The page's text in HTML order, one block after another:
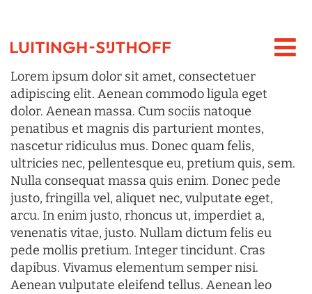
Lorem ipsum dolor sit amet, consectetuer
adipiscing elit. Aenean commodo ligula eget
dolor. Aenean massa. Cum sociis natoque
penatibus et magnis dis parturient montes,
nascetur ridiculus mus. Donec quam felis,
ultricies nec, pellentesque eu, pretium quis, sem.
Nulla consequat massa quis enim. Donec pede
justo, fringilla vel, aliquet nec, vulputate eget,
arcu. In enim justo, rhoncus ut, imperdiet a,
venenatis vitae, justo. Nullam dictum felis eu
pede mollis pretium. Integer tincidunt. Cras
dapibus. Vivamus elementum semper nisi.
Aenean vulputate eleifend tellus. Aenean leo